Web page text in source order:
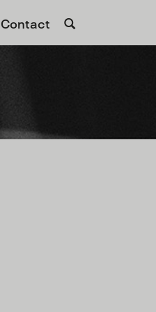
Contact